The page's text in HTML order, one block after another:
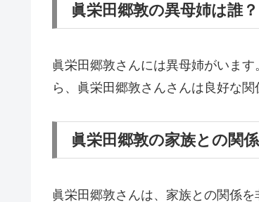
眞栄田郷敦の異母姉は誰？
眞栄田郷敦さんには異母姉がいま
ら、眞栄田郷敦さんさんは良好な関
眞栄田郷敦の家族との関
眞栄田郷敦さんは、家族との関係